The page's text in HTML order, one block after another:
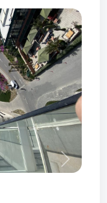
Next